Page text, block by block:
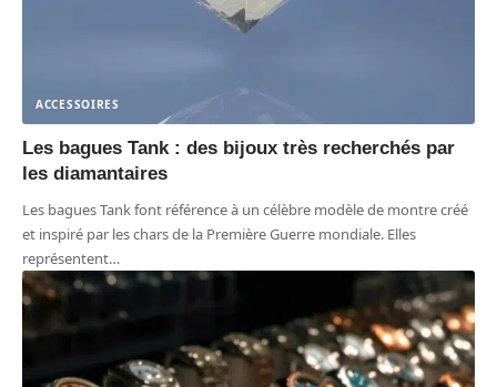
ACCESSOIRES
Les bagues Tank : des bijoux très recherchés par
les diamantaires
Les bagues Tank font référence à un célèbre modèle de montre créé
et inspiré par les chars de la Première Guerre mondiale. Elles
représentent…